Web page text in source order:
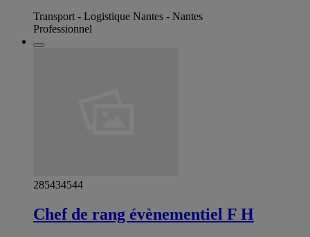
Transport - Logistique Nantes - Nantes
Professionnel
285434544
Chef de rang évènementiel F H